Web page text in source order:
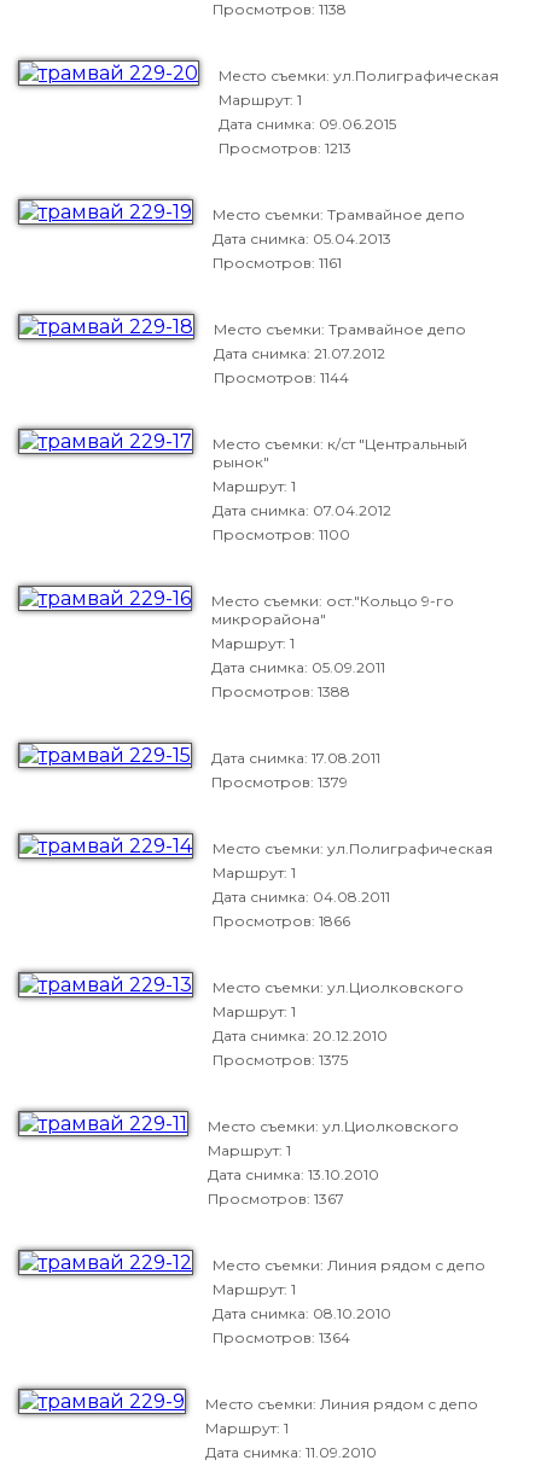
Просмотров: 1138
Место съемки: ул.Полиграфическая
Маршрут: 1
Дата снимка: 09.06.2015
Просмотров: 1213
Место съемки: Трамвайное депо
Дата снимка: 05.04.2013
Просмотров: 1161
Место съемки: Трамвайное депо
Дата снимка: 21.07.2012
Просмотров: 1144
Место съемки: к/ст "Центральный
рынок"
Маршрут: 1
Дата снимка: 07.04.2012
Просмотров: 1100
Место съемки: ост."Кольцо 9-го
микрорайона"
Маршрут: 1
Дата снимка: 05.09.2011
Просмотров: 1388
Дата снимка: 17.08.2011
Просмотров: 1379
Место съемки: ул.Полиграфическая
Маршрут: 1
Дата снимка: 04.08.2011
Просмотров: 1866
Место съемки: ул.Циолковского
Маршрут: 1
Дата снимка: 20.12.2010
Просмотров: 1375
Место съемки: ул.Циолковского
Маршрут: 1
Дата снимка: 13.10.2010
Просмотров: 1367
Место съемки: Линия рядом с депо
Маршрут: 1
Дата снимка: 08.10.2010
Просмотров: 1364
Место съемки: Линия рядом с депо
Маршрут: 1
Дата снимка: 11.09.2010